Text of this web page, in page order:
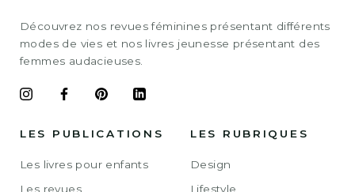
Découvrez nos revues féminines présentant différents
modes de vies et nos livres jeunesse présentant des
femmes audacieuses.
LES PUBLICATIONS
Les livres pour enfants
Les revues
LES RUBRIQUES
Design
Lifestyle